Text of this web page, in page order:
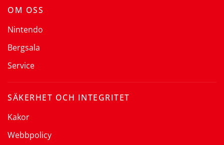
OM OSS
Nintendo
Bergsala
Service
SÄKERHET OCH INTEGRITET
Kakor
Webbpolicy